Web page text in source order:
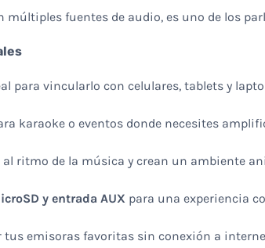
fuentes de audio, es uno de los
para vincularlo con celulares, tablets y
karaoke o eventos donde necesites
al ritmo de la música y crean un ambiente
y entrada AUX para una experiencia
emisoras favoritas sin conexión a